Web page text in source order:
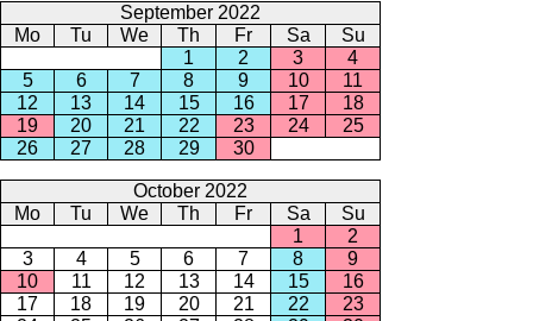
September 2022
Mo
Tu We Th Fr Sa
Su
1
2 3
4
5
6 7 8 9 10
11
12
13 14 15 16 17
18
19
20 21 22 23 24
25
26
27 28 29 30
October 2022
Mo
Tu We Th Fr Sa
Su
1
2
3
4 5 6 7 8
9
10
11 12 13 14 15
16
17
18 19 20 21 22
23